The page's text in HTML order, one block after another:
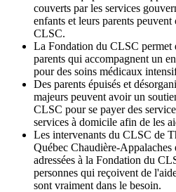
couverts par les services
enfants et leurs parents
CLSC.
La Fondation du CLSC permet
parents qui accompagnent un
pour des soins médicaux
Des parents épuisés et
majeurs peuvent avoir un
CLSC pour se payer des
services à domicile afin de les
Les intervenants du CLSC de
Québec Chaudière-Appalaches
adressées à la Fondation du
personnes qui reçoivent de
sont vraiment dans le besoin.